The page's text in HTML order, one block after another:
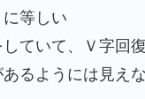
等しい
ていて、Ｖ字回
るようには見えな